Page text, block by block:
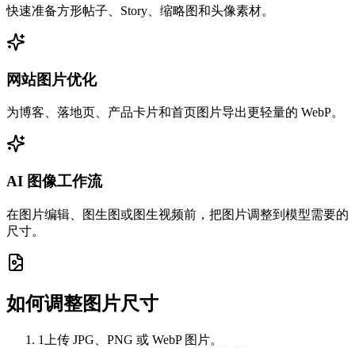
快速准备方形帖子、Story、缩略图和头像素材。
网站图片优化
为博客、落地页、产品卡片和首页图片导出更轻量的 WebP。
AI 图像工作流
在图片编辑、图生图或图生视频前，把图片调整到模型需要的
尺寸。
如何调整图片尺寸
1
上传 JPG、PNG 或 WebP 图片。